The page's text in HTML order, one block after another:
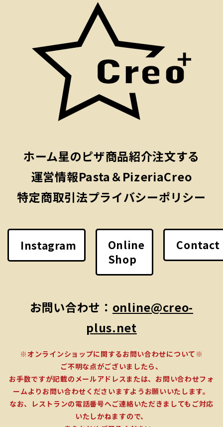
ホーム星のピザ商品紹介注文する
運営情報Pasta＆PizeriaCreo
特定商取引法プライバシーポリシー
Instagram
Online
Shop
Contact
お問い合わせ： online@creo-
plus.net
※オンラインショップに関するお問い合わせについて※
ご不明な点がございましたら、
お手数ですが記載のメールアドレスまたは、お問い合わせフォ
ームよりお問い合わせくださいますようお願いいたします。
なお、レストランの電話番号へご連絡いただきましてもご対応
いたしかねますので、